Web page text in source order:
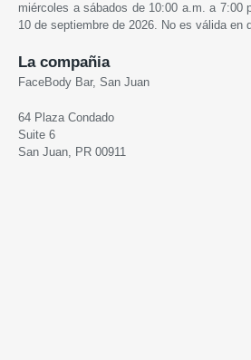
miércoles a sábados de 10:00 a.m. a 7:00
10 de septiembre de 2026. No es válida en
La compañia
FaceBody Bar, San Juan
64 Plaza Condado
Suite 6
San Juan, PR 00911